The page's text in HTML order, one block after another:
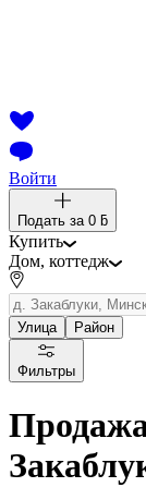
Войти
Подать за 0 ƃ
Купить
Дом, коттедж
Улица Район
Фильтры